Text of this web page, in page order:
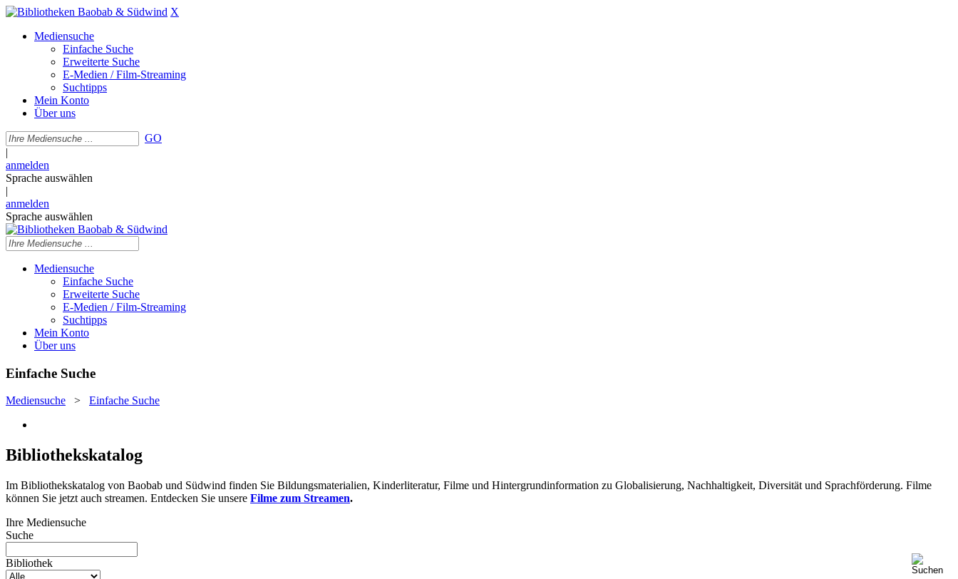
X
Mediensuche
Einfache Suche
Erweiterte Suche
E-Medien / Film-Streaming
Suchtipps
Mein Konto
Über uns
GO
|
anmelden
Sprache auswählen
|
anmelden
Sprache auswählen
Mediensuche
Einfache Suche
Erweiterte Suche
E-Medien / Film-Streaming
Suchtipps
Mein Konto
Über uns
Einfache Suche
Mediensuche > Einfache Suche
Bibliothekskatalog
Im Bibliothekskatalog von Baobab und Südwind finden Sie Bildungsmaterialien, Kinderliteratur, Filme und Hintergrundinformation zu Globalisierung, Nachhaltigkeit, Diversität und Sprachförderung. Filme
können Sie jetzt auch streamen. Entdecken Sie unsere Filme zum Streamen.
Ihre Mediensuche
Suche
Bibliothek